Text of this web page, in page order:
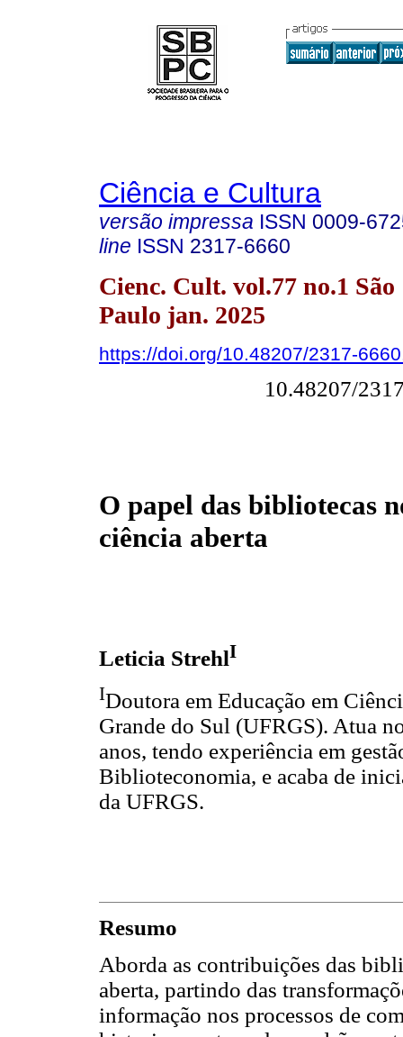
Ciência e Cultura
versão impressa ISSN 0009-
line ISSN 2317-6660
Cienc. Cult. vol.77 no.1 São
Paulo jan. 2025
https://doi.org/10.48207/2317-
10.48207/
O papel das bibliotecas
ciência aberta
Leticia StrehlI
IDoutora em Educação em
Grande do Sul (UFRGS). Atua
anos, tendo experiência em
Biblioteconomia, e acaba de
da UFRGS.
Resumo
Aborda as contribuições das
aberta, partindo das
informação nos processos de